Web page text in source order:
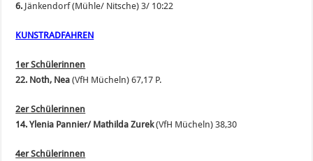
6. Jänkendorf (Mühle/ Nitsche) 3/ 10:22
KUNSTRADFAHREN
1er Schülerinnen
22. Noth, Nea (VfH Mücheln) 67,17 P.
2er Schülerinnen
14. Ylenia Pannier/ Mathilda Zurek(VfH Mücheln) 38,30
4er Schülerinnen